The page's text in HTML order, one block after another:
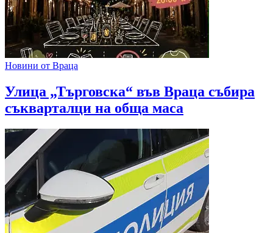
Новини от Враца
Улица „Търговска“ във Враца събира
съкварталци на обща маса